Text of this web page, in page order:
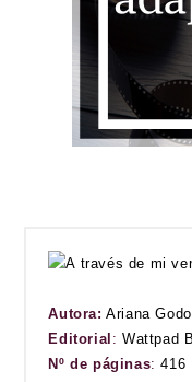
Autora: Ariana
Editorial : Wattpad
Nº de páginas: 416